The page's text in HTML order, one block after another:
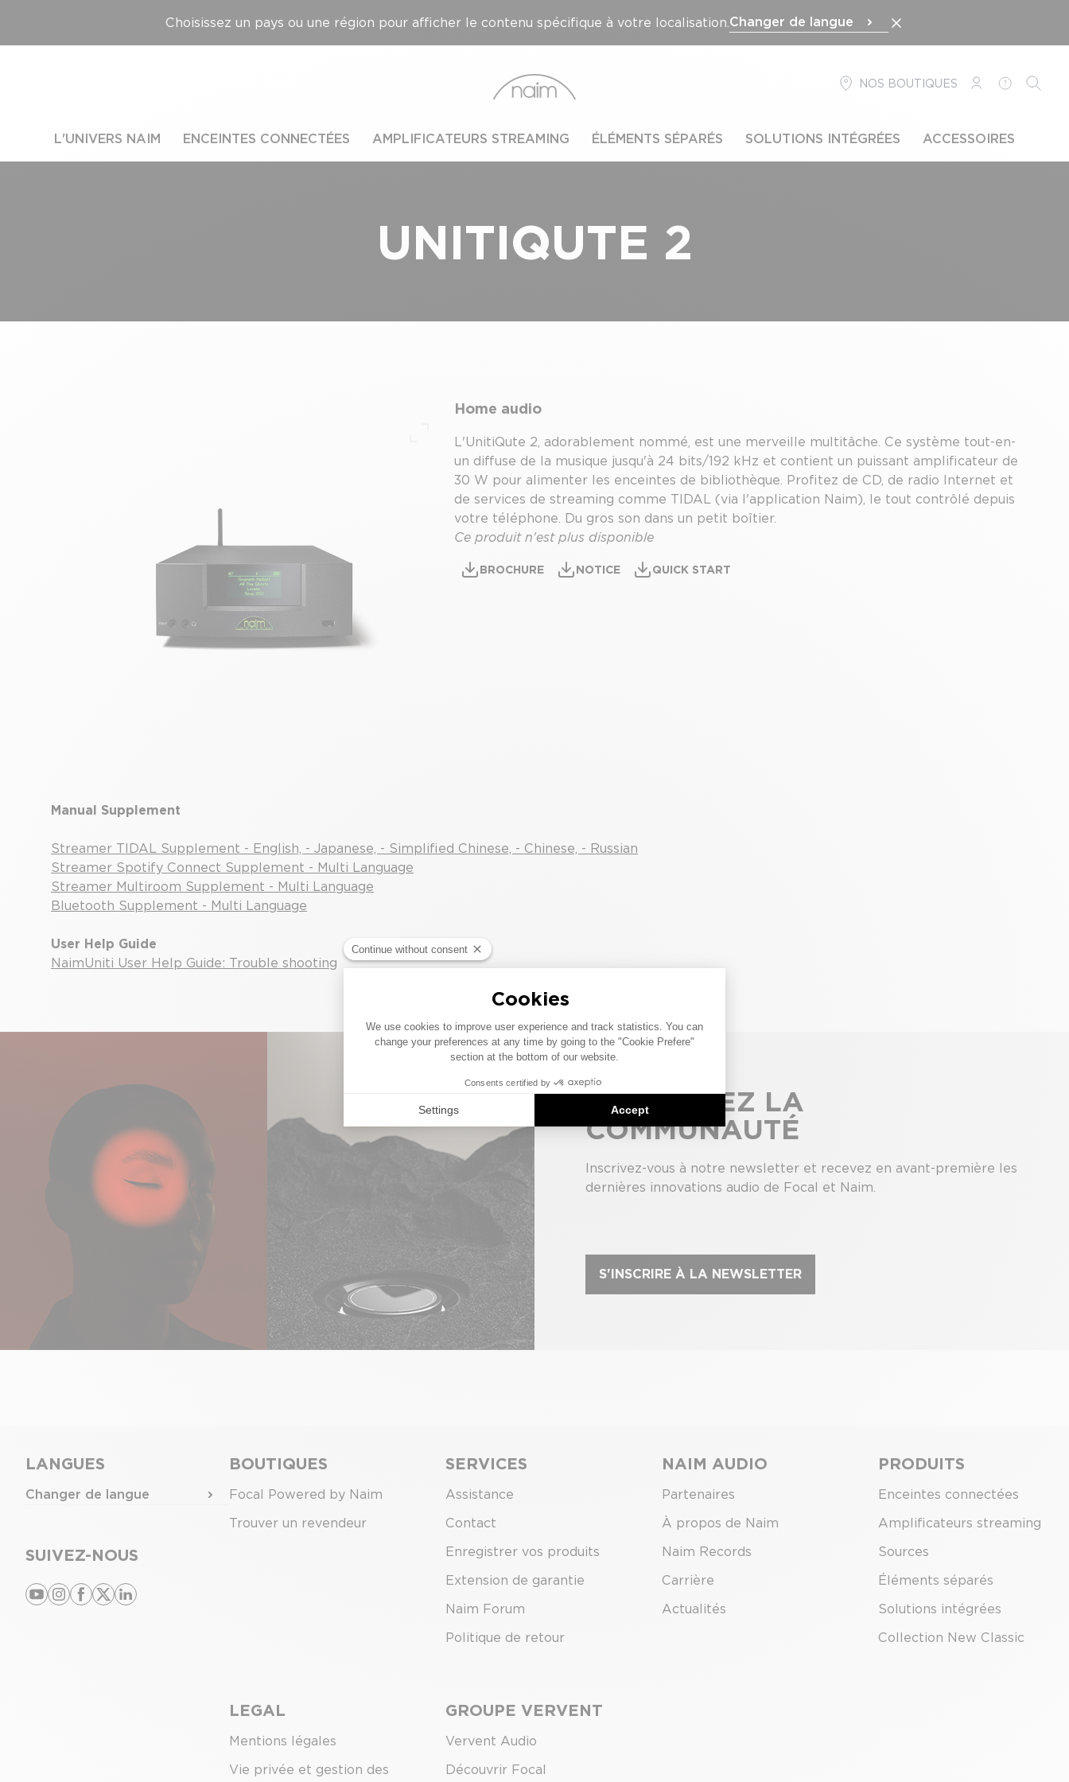
Choisissez un pays ou une région pour afficher le contenu spécifique à votre localisation. Changer de langue
NOS BOUTIQUES
CONNEXION
AIDE
L'UNIVERS NAIM ENCEINTES CONNECTÉES AMPLIFICATEURS STREAMING ÉLÉMENTS SÉPARÉS SOLUTIONS INTÉGRÉES ACCESSOIRES
UNITIQUTE 2
Plein écran
Home audio
L'UnitiQute 2, adorablement nommé, est une merveille multitâche. Ce système tout-en-
un diffuse de la musique jusqu'à 24 bits/192 kHz et contient un puissant amplificateur de
30 W pour alimenter les enceintes de bibliothèque. Profitez de CD, de radio Internet et
de services de streaming comme TIDAL (via l'application Naim), le tout contrôlé depuis
votre téléphone. Du gros son dans un petit boîtier.
Ce produit n'est plus disponible
BROCHURE NOTICE QUICK START
Manual Supplement
Streamer TIDAL Supplement - English, - Japanese, - Simplified Chinese, - Chinese, - Russian
Streamer Spotify Connect Supplement - Multi Language
Streamer Multiroom Supplement - Multi Language
Bluetooth Supplement - Multi Language
User Help Guide
NaimUniti User Help Guide: Trouble shooting
REJOIGNEZ LA
COMMUNAUTÉ
Inscrivez-vous à notre newsletter et recevez en avant-première les
dernières innovations audio de Focal et Naim.
S'INSCRIRE À LA NEWSLETTER
LANGUES
Changer de langue
SUIVEZ-NOUS
youtube
instagram
facebook
x linkedin
BOUTIQUES
Focal Powered by Naim
Trouver un revendeur
SERVICES
Assistance
Contact
Enregistrer vos produits
Extension de garantie
Naim Forum
Politique de retour
NAIM AUDIO
Partenaires
À propos de Naim
Naim Records
Carrière
Actualités
PRODUITS
Enceintes connectées
Amplificateurs streaming
Sources
Éléments séparés
Solutions intégrées
Collection New Classic
LEGAL
Mentions légales
Vie privée et gestion des
GROUPE VERVENT
Vervent Audio
Découvrir Focal